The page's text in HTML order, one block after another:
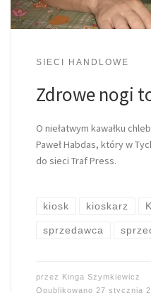
SIECI HANDLOWE
Zdrowe nogi
O niełatwym kawałku
Paweł Habdas, który w
do sieci Traf Press.
kiosk kioskarz
sprzedawca
przez Kinga Szymkiewicz
Opublikowano 27 stycznia